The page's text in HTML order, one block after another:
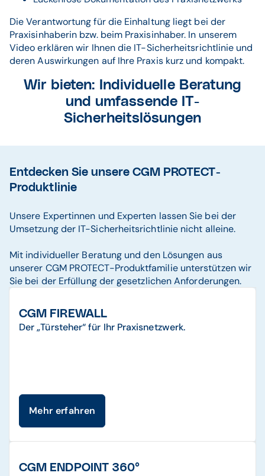
Die Verantwortung für die Einhaltung liegt bei der
Praxisinhaberin bzw. beim Praxisinhaber. In unserem
Video erklären wir Ihnen die IT-Sicherheitsrichtlinie und
deren Auswirkungen auf Ihre Praxis kurz und kompakt.
Wir bieten: Individuelle Beratung
und umfassende IT-
Sicherheitslösungen
Entdecken Sie unsere CGM PROTECT-
Produktlinie
Unsere Expertinnen und Experten lassen Sie bei der
Umsetzung der IT-Sicherheitsrichtlinie nicht alleine.
Mit individueller Beratung und den Lösungen aus
unserer CGM PROTECT-Produktfamilie unterstützen wir
Sie bei der Erfüllung der gesetzlichen Anforderungen.
CGM FIREWALL
Der „Türsteher“ für Ihr Praxisnetzwerk.
Mehr erfahren
CGM ENDPOINT 360°